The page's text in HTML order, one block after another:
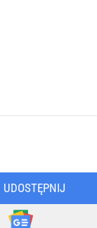
UDOSTĘPNIJ